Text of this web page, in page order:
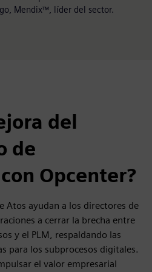
Mendix™, líder del sector.
del
de
Opcenter?
Atos ayudan a los directores de
a cerrar la brecha entre
y el PLM, respaldando las
para los subprocesos digitales.
el valor empresarial